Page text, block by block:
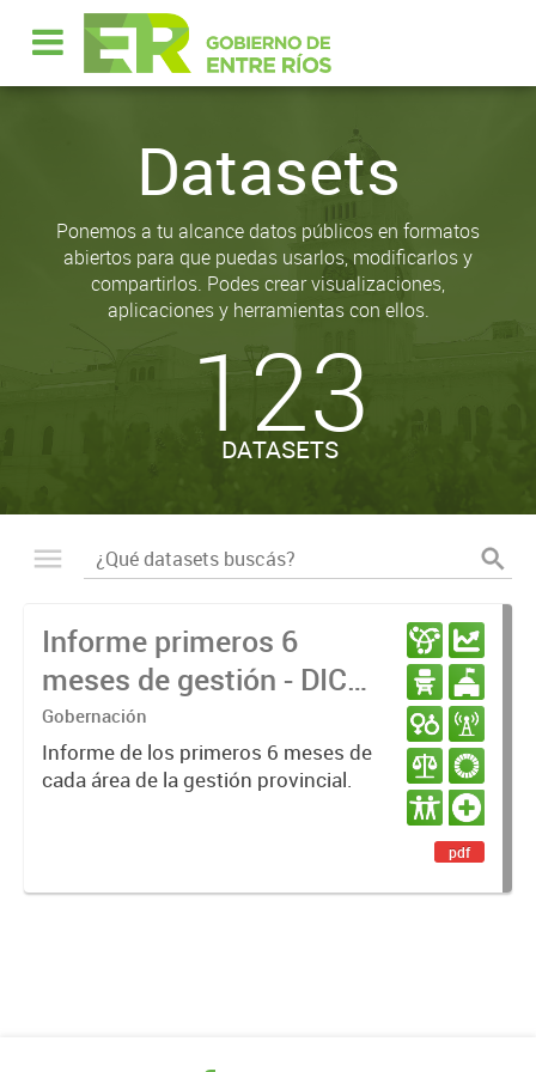
Datasets
Ponemos a tu alcance datos públicos en formatos
abiertos para que puedas usarlos, modificarlos y
compartirlos. Podes crear visualizaciones,
aplicaciones y herramientas con ellos.
123
DATASETS
Informe primeros 6
meses de gestión - DIC
23 / JUN 24
Gobernación
Informe de los primeros 6 meses de
cada área de la gestión provincial.
pdf